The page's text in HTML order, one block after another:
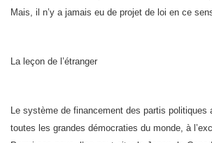
Mais, il n’y a jamais eu de projet de loi en ce
La leçon de l’étranger
Le système de financement des partis politiques
toutes les grandes démocraties du monde, à